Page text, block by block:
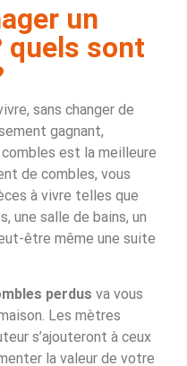
un
quels sont
sans changer de
gagnant,
est la meilleure
de combles, vous
à vivre telles que
une salle de bains, un
être même une suite
perdus va vous
Les mètres
s’ajouteront à ceux
la valeur de votre